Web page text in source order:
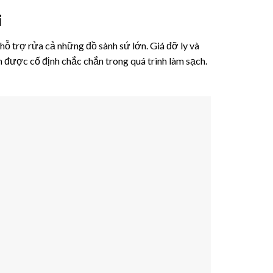
trợ rửa cả những đồ sành sứ lớn. Giá đỡ ly và
cố định chắc chắn trong quá trình làm sạch.